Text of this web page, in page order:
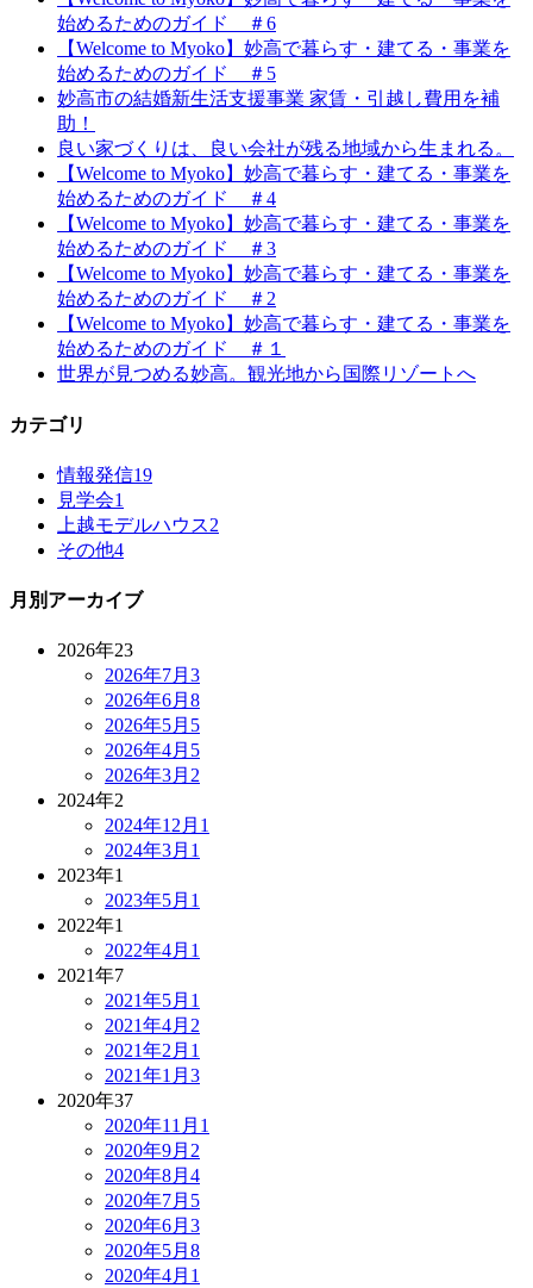
始めるためのガイド ＃6
【Welcome to Myoko】妙高で暮らす・建てる・事業を
始めるためのガイド ＃5
妙高市の結婚新生活支援事業 家賃・引越し費用を補
助！
良い家づくりは、良い会社が残る地域から生まれる。
【Welcome to Myoko】妙高で暮らす・建てる・事業を
始めるためのガイド ＃4
【Welcome to Myoko】妙高で暮らす・建てる・事業を
始めるためのガイド ＃3
【Welcome to Myoko】妙高で暮らす・建てる・事業を
始めるためのガイド ＃2
【Welcome to Myoko】妙高で暮らす・建てる・事業を
始めるためのガイド ＃１
世界が見つめる妙高。観光地から国際リゾートへ
カテゴリ
情報発信19
見学会1
上越モデルハウス2
その他4
月別アーカイブ
2026年23
2026年7月 3
2026年6月 8
2026年5月 5
2026年4月 5
2026年3月 2
2024年2
2024年12月 1
2024年3月 1
2023年1
2023年5月 1
2022年1
2022年4月 1
2021年7
2021年5月 1
2021年4月 2
2021年2月 1
2021年1月 3
2020年37
2020年11月 1
2020年9月 2
2020年8月 4
2020年7月 5
2020年6月 3
2020年5月 8
2020年4月 1